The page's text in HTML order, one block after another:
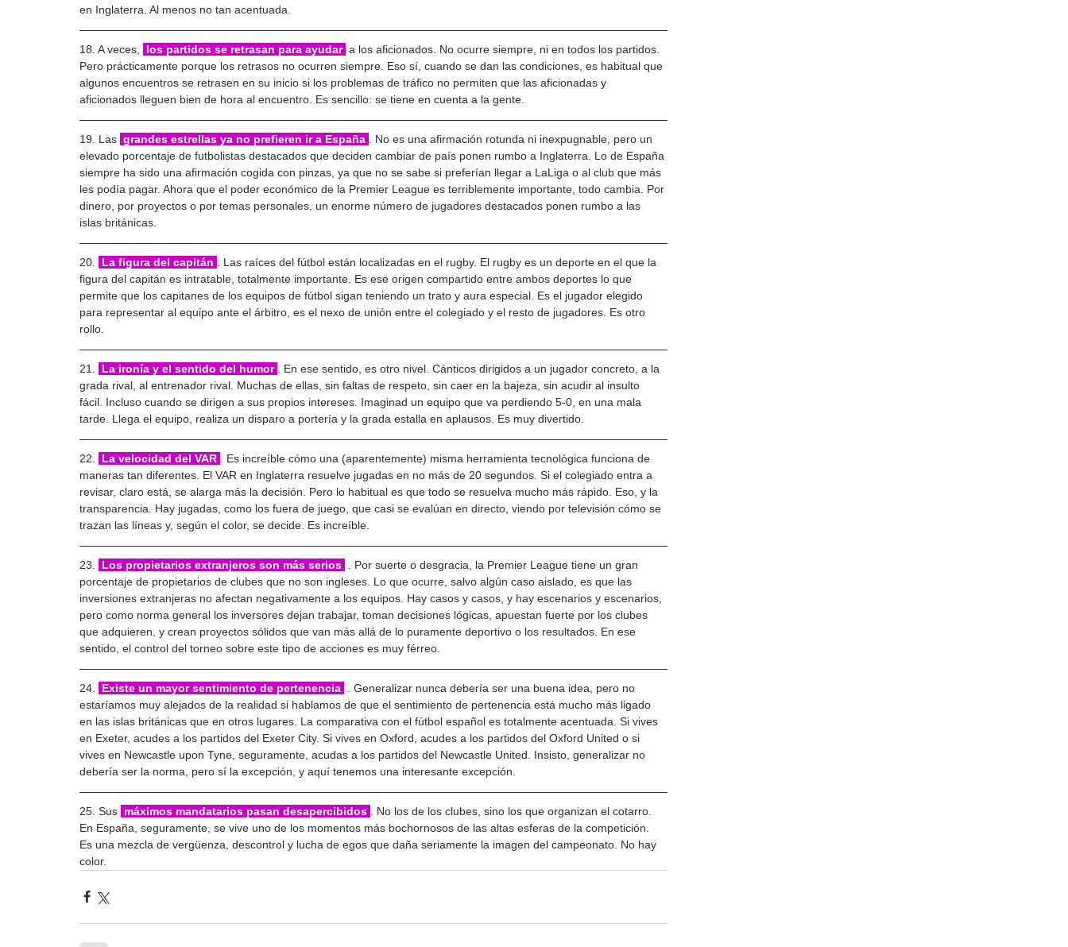
en Inglaterra. Al menos no tan acentuada.
18. A veces, los partidos se retrasan para ayudar a los aficionados. No ocurre siempre, ni en todos los partidos.
Pero prácticamente porque los retrasos no ocurren siempre. Eso sí, cuando se dan las condiciones, es habitual que
algunos encuentros se retrasen en su inicio si los problemas de tráfico no permiten que las aficionadas y
aficionados lleguen bien de hora al encuentro. Es sencillo: se tiene en cuenta a la gente.
19. Las grandes estrellas ya no prefieren ir a España
. No es una afirmación rotunda ni inexpugnable, pero un
elevado porcentaje de futbolistas destacados que deciden cambiar de país ponen rumbo a Inglaterra. Lo de España
siempre ha sido una afirmación cogida con pinzas, ya que no se sabe si preferían llegar a LaLiga o al club que más
les podía pagar. Ahora que el poder económico de la Premier League es terriblemente importante, todo cambia. Por
dinero, por proyectos o por temas personales, un enorme número de jugadores destacados ponen rumbo a las
islas británicas.
20. La figura del capitán
. Las raíces del fútbol están localizadas en el rugby. El rugby es un deporte en el que la
figura del capitán es intratable, totalmente importante. Es ese origen compartido entre ambos deportes lo que
permite que los capitanes de los equipos de fútbol sigan teniendo un trato y aura especial. Es el jugador elegido
para representar al equipo ante el árbitro, es el nexo de unión entre el colegiado y el resto de jugadores. Es otro
rollo.
21. La ironía y el sentido del humor
. En ese sentido, es otro nivel. Cánticos dirigidos a un jugador concreto, a la
grada rival, al entrenador rival. Muchas de ellas, sin faltas de respeto, sin caer en la bajeza, sin acudir al insulto
fácil. Incluso cuando se dirigen a sus propios intereses. Imaginad un equipo que va perdiendo 5-0, en una mala
tarde. Llega el equipo, realiza un disparo a portería y la grada estalla en aplausos. Es muy divertido.
22. La velocidad del VAR
. Es increíble cómo una (aparentemente) misma herramienta tecnológica funciona de
maneras tan diferentes. El VAR en Inglaterra resuelve jugadas en no más de 20 segundos. Si el colegiado entra a
revisar, claro está, se alarga más la decisión. Pero lo habitual es que todo se resuelva mucho más rápido. Eso, y la
transparencia. Hay jugadas, como los fuera de juego, que casi se evalúan en directo, viendo por televisión cómo se
trazan las líneas y, según el color, se decide. Es increíble.
23. Los propietarios extranjeros son más serios
. Por suerte o desgracia, la Premier League tiene un gran
porcentaje de propietarios de clubes que no son ingleses. Lo que ocurre, salvo algún caso aislado, es que las
inversiones extranjeras no afectan negativamente a los equipos. Hay casos y casos, y hay escenarios y escenarios,
pero como norma general los inversores dejan trabajar, toman decisiones lógicas, apuestan fuerte por los clubes
que adquieren, y crean proyectos sólidos que van más allá de lo puramente deportivo o los resultados. En ese
sentido, el control del torneo sobre este tipo de acciones es muy férreo.
24. Existe un mayor sentimiento de pertenencia
. Generalizar nunca debería ser una buena idea, pero no
estaríamos muy alejados de la realidad si hablamos de que el sentimiento de pertenencia está mucho más ligado
en las islas británicas que en otros lugares. La comparativa con el fútbol español es totalmente acentuada. Si vives
en Exeter, acudes a los partidos del Exeter City. Si vives en Oxford, acudes a los partidos del Oxford United o si
vives en Newcastle upon Tyne, seguramente, acudas a los partidos del Newcastle United. Insisto, generalizar no
debería ser la norma, pero sí la excepción, y aquí tenemos una interesante excepción.
25. Sus máximos mandatarios pasan desapercibidos
. No los de los clubes, sino los que organizan el cotarro.
En España, seguramente, se vive uno de los momentos más bochornosos de las altas esferas de la competición.
Es una mezcla de vergüenza, descontrol y lucha de egos que daña seriamente la imagen del campeonato. No hay
color.